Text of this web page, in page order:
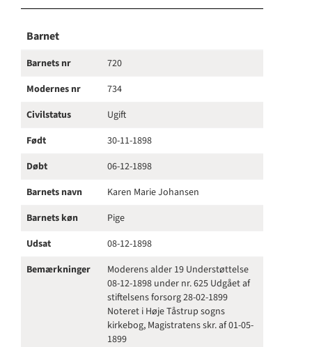
Barnet
Barnets nr
720
Modernes nr
734
Civilstatus
Ugift
Født
30-11-1898
Døbt
06-12-1898
Barnets navn
Karen Marie Johansen
Barnets køn
Pige
Udsat
08-12-1898
Bemærkninger
Moderens alder 19 Understøttelse
08-12-1898 under nr. 625 Udgået af
stiftelsens forsorg 28-02-1899
Noteret i Høje Tåstrup sogns
kirkebog, Magistratens skr. af 01-05-
1899